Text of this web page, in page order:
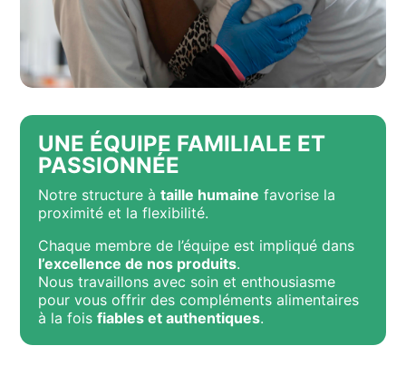
UNE ÉQUIPE FAMILIALE ET
PASSIONNÉE
Notre structure àtaille humaine favorise la
proximité et la flexibilité.
Chaque membre de l’équipe est impliqué dans
l’excellence de nos produits.
Nous travaillons avec soin et enthousiasme
pour vous offrir des compléments alimentaires
à la foisfiables et authentiques.